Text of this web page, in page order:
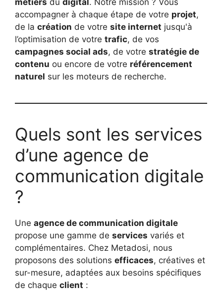
accompagner à chaque étape de votre projet,
de la création de votre site internet jusqu'à
l’optimisation de votre trafic, de vos
campagnes social ads, de votre stratégie de
contenu ou encore de votre référencement
naturel sur les moteurs de recherche.
Quels sont les services
d’une agence de
communication digitale
?
Une agence de communication digitale
propose une gamme de services variés et
complémentaires. Chez Metadosi, nous
proposons des solutions efficaces, créatives et
sur-mesure, adaptées aux besoins spécifiques
de chaque client :